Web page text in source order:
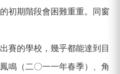
初期階段會困難重重。同窗
賽的學校，幾乎都能達到目
鳴（二〇一一年春季）、角